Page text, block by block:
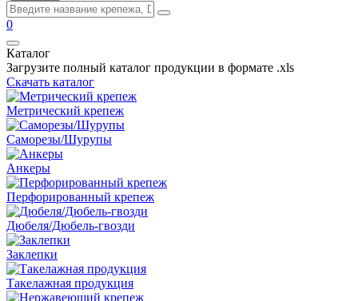
0
Каталог
Загрузите полный каталог продукции в формате .xls
Скачать каталог
Метрический крепеж
Саморезы/Шурупы
Анкеры
Перфорированный крепеж
Дюбеля/Дюбель-гвозди
Заклепки
Такелажная продукция